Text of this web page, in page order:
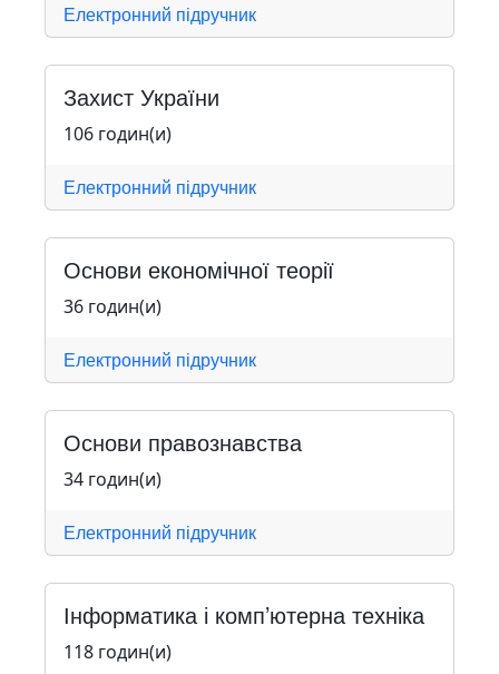
Електронний підручник
Захист України
106 годин(и)
Електронний підручник
Основи економічної теорії
36 годин(и)
Електронний підручник
Основи правознавства
34 годин(и)
Електронний підручник
Інформатика і комп’ютерна техніка
118 годин(и)